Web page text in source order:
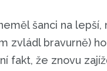
šanci na
zvládl bravurně)
fakt, že znovu